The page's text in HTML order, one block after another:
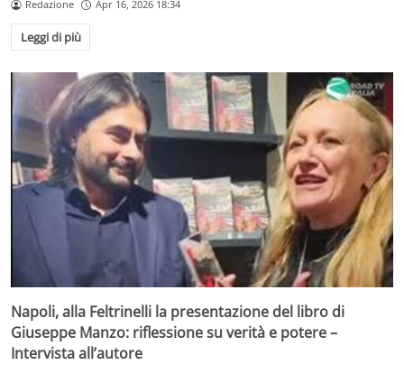
Redazione Apr 16, 2026 18:34
Leggi di più
Napoli, alla Feltrinelli la presentazione del libro di
Giuseppe Manzo: riflessione su verità e potere –
Intervista all’autore